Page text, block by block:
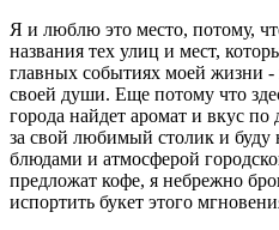
Я и люблю это место, потому,
названия тех улиц и мест,
главных событиях моей жизни -
своей души. Еще потому что
города найдет аромат и вкус по
за свой любимый столик и буду
блюдами и атмосферой
предложат кофе, я небрежно
испортить букет этого